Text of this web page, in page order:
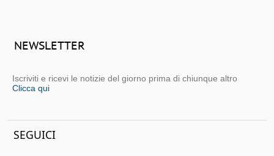
NEWSLETTER
Iscriviti e ricevi le notizie del giorno prima di chiunque altro
Clicca qui
SEGUICI